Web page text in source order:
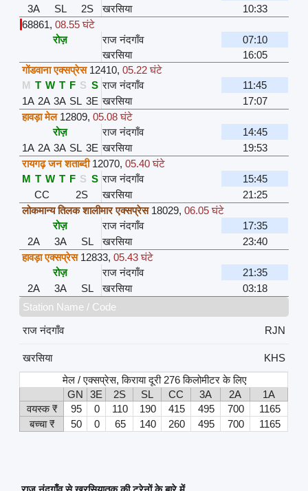
3A
SL 2S खरसिया
10:33
68861,08.55 घंटे
रोज़
राज नंदगाँव
07:10
खरसिया
16:05
गोंडवाना एक्सप्रेस 12410,05.22 घंटे
M T W T F S S राज नंदगाँव
11:45
1A 2A 3A SL 3E खरसिया
17:07
हावड़ा मेल 12809,05.08 घंटे
रोज़
राज नंदगाँव
14:45
1A 2A 3A SL 3E खरसिया
19:53
रायगढ़ जन शताब्दी 12070,05.40 घंटे
M T W T F S S राज नंदगाँव
15:45
CC
2S खरसिया
21:25
लोकमान्य तिलक शालीमार एक्सप्रेस 18029,06.05 घंटे
रोज़
राज नंदगाँव
17:35
2A
3A SL खरसिया
23:40
हावड़ा एक्सप्रेस 12833,05.43 घंटे
रोज़
राज नंदगाँव
21:35
2A
3A SL खरसिया
03:18
Station Name / Code
राज नंदगाँव
RJN
खरसिया
KHS
मेल / एक्सप्रेस, किराया दूरी 276 किलोमीटर के लिए
GN
3E 2S SL CC 3A 2A
1A
वयस्क ₹
95 0 110 190 415 495 700
1165
बच्चा ₹
50 0 65 140 260 495 700 1165